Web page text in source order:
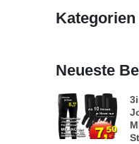
Kategorien
Neueste